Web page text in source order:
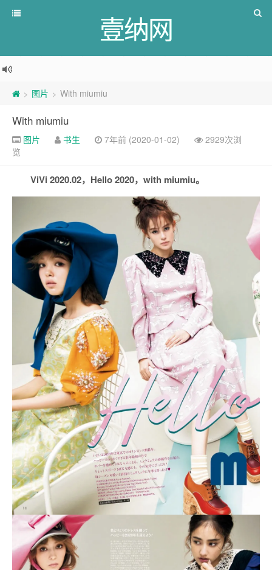
壹纳网
> 图片 > With miumiu
With miumiu
图片 书生 7年前 (2020-01-02)
2929次浏
览
ViVi 2020.02，Hello 2020，with miumiu。 ​​​​